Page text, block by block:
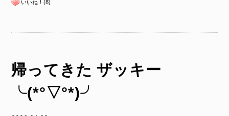
いいね！(8)
帰ってきた ザッキー
╰(*°▽°*)╯